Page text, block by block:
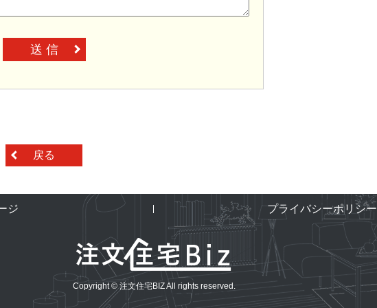
送 信
戻る
ジ プライバシーポリシー
Copyright © 注文住宅BIZ All rights reserved.